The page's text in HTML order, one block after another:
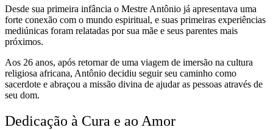
Desde sua primeira infância o Mestre Antônio já apresentava uma
forte conexão com o mundo espiritual, e suas primeiras experiências
mediúnicas foram relatadas por sua mãe e seus parentes mais
próximos.
Aos 26 anos, após retornar de uma viagem de imersão na cultura
religiosa africana, Antônio decidiu seguir seu caminho como
sacerdote e abraçou a missão divina de ajudar as pessoas através de
seu dom.
Dedicação à Cura e ao Amor